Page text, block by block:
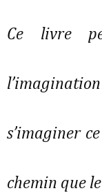
Ce livre
s’imaginer
chemin que